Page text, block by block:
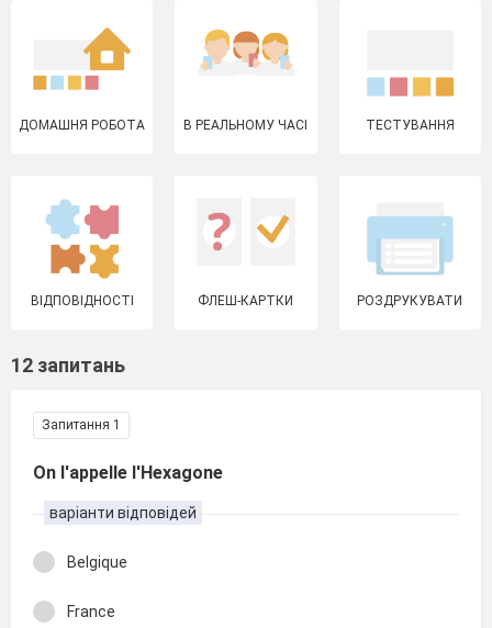
ДОМАШНЯ РОБОТА В РЕАЛЬНОМУ ЧАСІ ТЕСТУВАННЯ
ВІДПОВІДНОСТІ ФЛЕШ-КАРТКИ РОЗДРУКУВАТИ
12 запитань
Запитання 1
On l'appelle l'Hexagone
варіанти відповідей
Belgique
France